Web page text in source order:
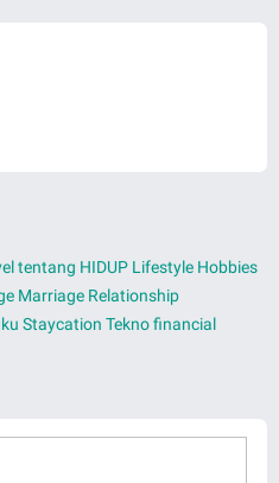
tentang HIDUP Lifestyle Hobbies
Marriage Relationship
Staycation Teknofinancial